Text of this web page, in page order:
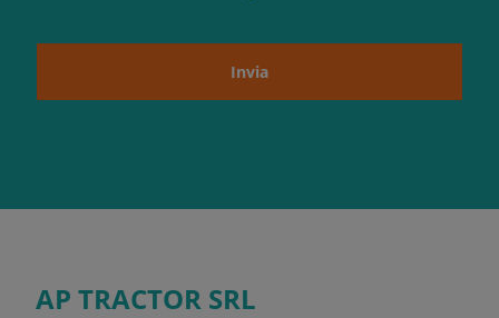
Invia
AP TRACTOR SRL